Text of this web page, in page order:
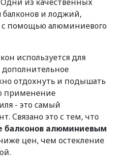
балконов и лоджий,
с помощью алюминиевого
используется для
отдохнуть и подышать
применение
- это самый
Связано это с тем, что
балконов алюминиевым
цен, чем остекление